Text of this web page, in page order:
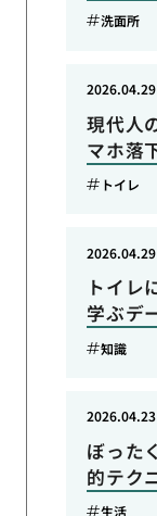
洗面所
現代人
マホ落
2026.04.29
トイレ
トイレ
学ぶデ
2026.04.29
知識
ぼった
的テク
2026.04.23
生活